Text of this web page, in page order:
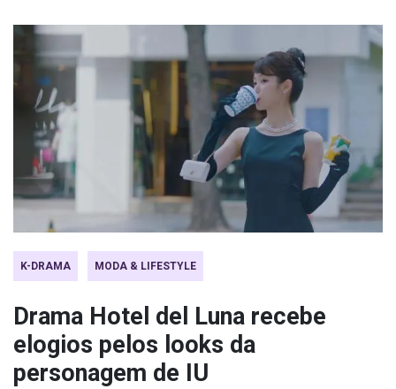
K-DRAMA MODA & LIFESTYLE
Drama Hotel del Luna recebe
elogios pelos looks da
personagem de IU